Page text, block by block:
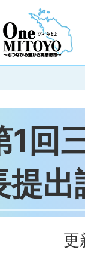
回
提出
更